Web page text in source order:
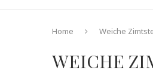
Home Weiche
WEICHE